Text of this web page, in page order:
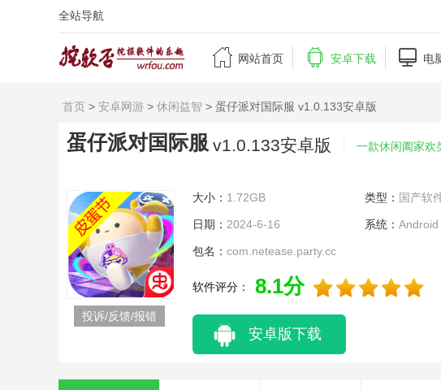
全站导航
 网站首页  安卓下载  电
首页 > 安卓网游 > 休闲益智 > 蛋仔派对国际服 v1.0.133安卓版
蛋仔派对国际服 v1.0.133安卓版 一款休闲阖家欢
投诉/反馈/报错
大小： 1.72GB 类型： 国产软
日期： 2024-6-16 系统： Android
包名： com.netease.party.cc
软件评分： 8.1分
安卓版下载